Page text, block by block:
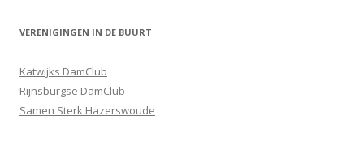
VERENIGINGEN IN DE BUURT
Katwijks DamClub
Rijnsburgse DamClub
Samen Sterk Hazerswoude